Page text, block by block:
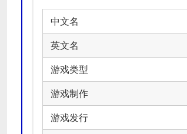
中文名
英文名
游戏类型
游戏制作
游戏发行